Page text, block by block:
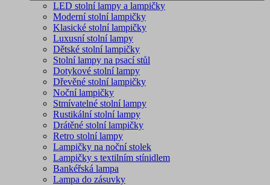
LED stolní lampy a lampičky
Moderní stolní lampičky
Klasické stolní lampičky
Luxusní stolní lampy
Dětské stolní lampičky
Stolní lampy na psací stůl
Dotykové stolní lampy
Dřevěné stolní lampičky
Noční lampičky
Stmívatelné stolní lampy
Rustikální stolní lampy
Drátěné stolní lampičky
Retro stolní lampy
Lampičky na noční stolek
Lampičky s textilním stínidlem
Bankéřská lampa
Lampa do zásuvky